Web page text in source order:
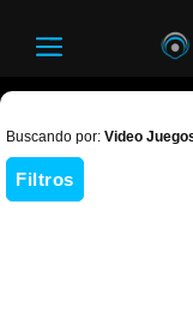
Buscando por: Video
Filtros